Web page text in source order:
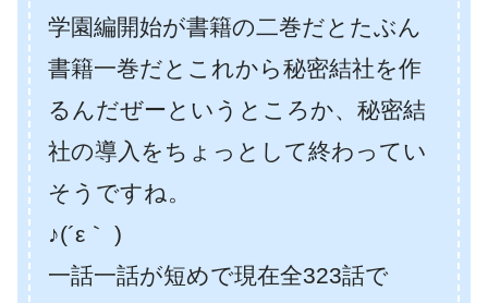
学園編開始が書籍の二巻だとたぶん
書籍一巻だとこれから秘密結社を作
るんだぜーというところか、秘密結
社の導入をちょっとして終わってい
そうですね。
♪(´ε｀ )
一話一話が短めで現在全323話で